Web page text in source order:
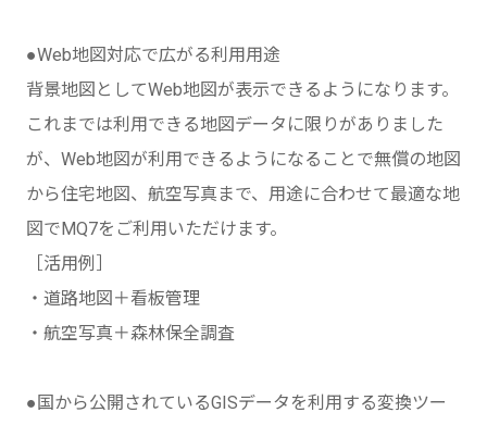
●Web地図対応で広がる利用用途
背景地図としてWeb地図が表示できるようになります。
これまでは利用できる地図データに限りがありました
が、Web地図が利用できるようになることで無償の地図
から住宅地図、航空写真まで、用途に合わせて最適な地
図でMQ7をご利用いただけます。
［活用例］
・道路地図＋看板管理
・航空写真＋森林保全調査
●国から公開されているGISデータを利用する変換ツー